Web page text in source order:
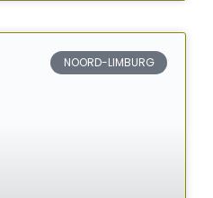
NOORD-LIMBURG